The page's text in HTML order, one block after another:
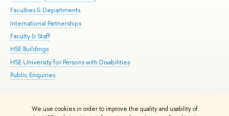
We use cookies in order to improve the quality and usability of
Faculties & Departments
International Partnerships
Faculty & Staff
HSE Buildings
HSE University for Persons with Disabilities
Public Enquiries